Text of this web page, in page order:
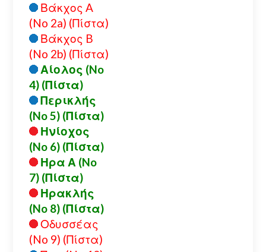
Βάκχος A
(No 2a) (Πίστα)
Βάκχος B
(No 2b) (Πίστα)
Αίολος (No
4) (Πίστα)
Περικλής
(No 5) (Πίστα)
Ηνίοχος
(No 6) (Πίστα)
Ηρα Α (No
7) (Πίστα)
Ηρακλής
(No 8) (Πίστα)
Οδυσσέας
(No 9) (Πίστα)